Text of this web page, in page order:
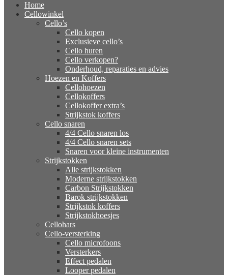
Home
Cellowinkel
Cello’s
Cello kopen
Exclusieve cello’s
Cello huren
Cello verkopen?
Onderhoud, reparaties en advies
Hoezen en Koffers
Cellohoezen
Cellokoffers
Cellokoffer extra’s
Strijkstok koffers
Cello snaren
4/4 Cello snaren los
4/4 Cello snaren sets
Snaren voor kleine instrumenten
Strijkstokken
Alle strijkstokken
Moderne strijkstokken
Carbon Strijkstokken
Barok strijkstokken
Strijkstok koffers
Strijkstokhoesjes
Cellohars
Cello-versterking
Cello microfoons
Versterkers
Effect pedalen
Looper pedalen